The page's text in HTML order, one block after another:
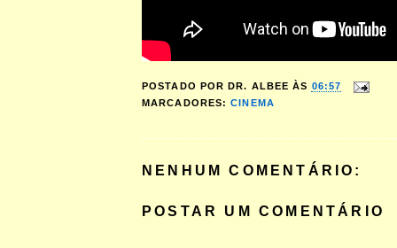
POSTADO POR DR. ALBEE ÀS 06:57
MARCADORES:CINEMA
NENHUM COMENTÁRIO:
POSTAR UM COMENTÁRIO